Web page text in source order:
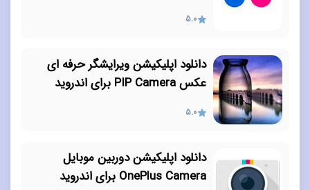
5.0
دانلود اپلیکیشن ویرایشگر حرفه ای
عکس PIP Camera برای اندروید
5.0
دانلود اپلیکیشن دوربین موبایل
OnePlus Camera برای اندروید